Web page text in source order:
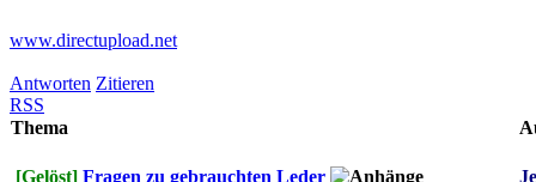
www.directupload.net
Antworten Zitieren
RSS
Thema
[Gelöst] Fragen zu gebrauchten Leder